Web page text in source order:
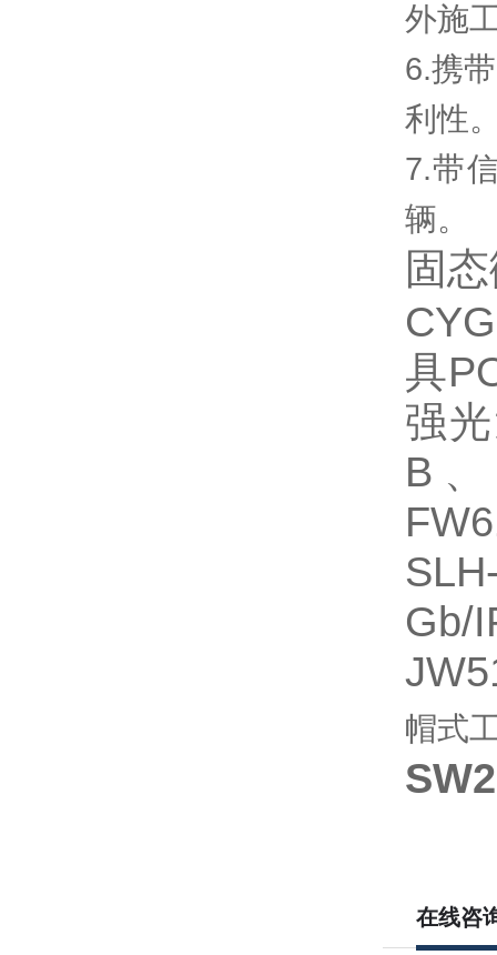
外施
6.携
利性
7.带
辆。
固
具
强
B
Gb/
帽式
在线咨